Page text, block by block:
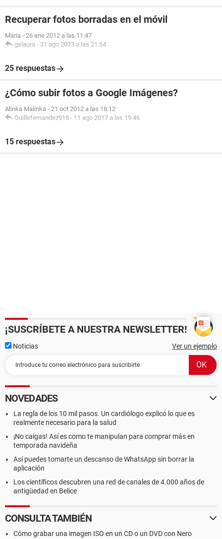
Recuperar fotos borradas en el móvil
Maria - 26 ene 2012 a las 11:47
gslaura - 31 ago 2023 a las 21:54
25 respuestas
¿Cómo subir fotos a Google Imágenes?
Alinka Malinka - 21 oct 2012 a las 18:12
Guillefernandez918 - 11 ago 2017 a las 19:46
15 respuestas
¡SUSCRÍBETE A NUESTRA NEWSLETTER!
Noticias Ver un ejemplo
NOVEDADES
La regla de los 10 mil pasos. Un cardiólogo explicó lo que es
realmente necesario para la salud
¡No caigas! Así es como te manipulan para comprar más en
temporada navideña
Así puedes tomarte un descanso de WhatsApp sin borrar la
aplicación
Los científicos descubren una red de canales de 4.000 años de
antigüedad en Belice
CONSULTA TAMBIÉN
Cómo grabar una imagen ISO en un CD o un DVD con Nero